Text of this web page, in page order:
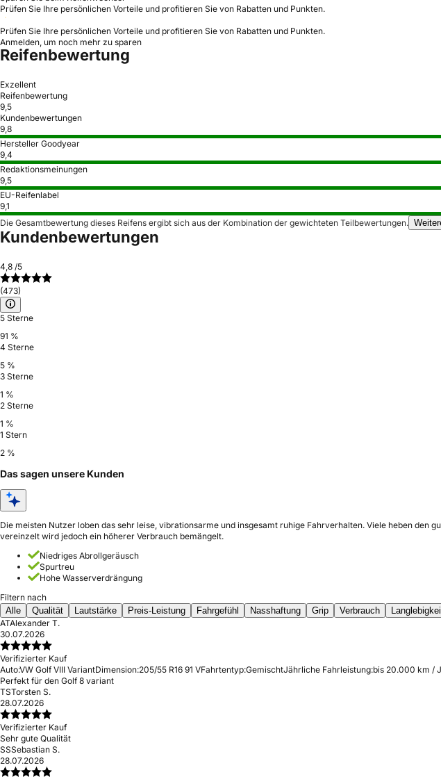
Prüfen Sie Ihre persönlichen Vorteile und profitieren Sie von Rabatten und Punkten.
Prüfen Sie Ihre persönlichen Vorteile und profitieren Sie von Rabatten und Punkten.
Anmelden, um noch mehr zu sparen
Reifenbewertung
Exzellent
Reifenbewertung
9,5
Kundenbewertungen
9,8
Hersteller Goodyear
9,4
Redaktionsmeinungen
9,5
EU-Reifenlabel
9,1
Die Gesamtbewertung dieses Reifens ergibt sich aus der Kombination der gewichteten Teilbewertungen.
Kundenbewertungen
4,8 /5
(473)
5 Sterne
91 %
4 Sterne
5 %
3 Sterne
1 %
2 Sterne
1 %
1 Stern
2 %
Das sagen unsere Kunden
Die meisten Nutzer loben das sehr leise, vibrationsarme und insgesamt ruhige Fahrverhalten. Viele heben
vereinzelt wird jedoch ein höherer Verbrauch bemängelt.
Niedriges Abrollgeräusch
Spurtreu
Hohe Wasserverdrängung
Filtern nach
Alle
Qualität Lautstärke Preis-Leistung Fahrgefühl Nasshaftung Grip Verbrauch
ATAlexander T.
30.07.2026
Verifizierter Kauf
Auto:VW Golf VIII VariantDimension:205/55 R16 91 VFahrtentyp:GemischtJährliche Fahrleistung:bis 20.000 km /
Perfekt für den Golf 8 variant
TSTorsten S.
28.07.2026
Verifizierter Kauf
Sehr gute Qualität
SSSebastian S.
28.07.2026